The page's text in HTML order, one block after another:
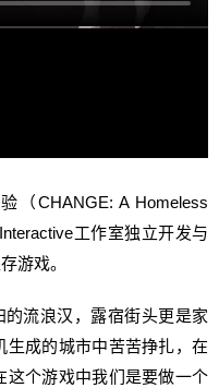
（CHANGE: A Homeless
工作室独立开发与
游戏。
流浪汉，露宿街头更是家
生成的城市中苦苦挣扎，在
这个游戏中我们是要做一个